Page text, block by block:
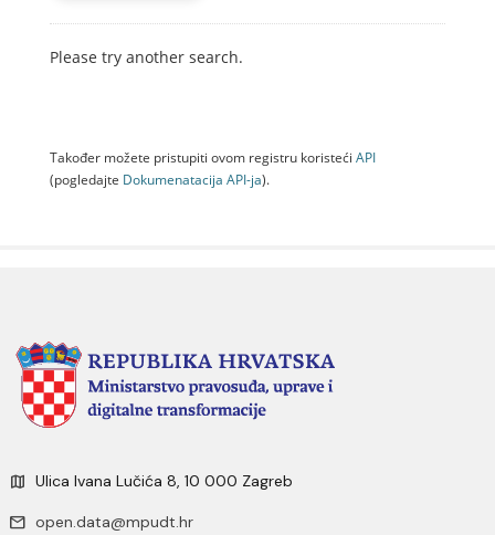
Please try another search.
Također možete pristupiti ovom registru koristeći API
(pogledajte Dokumenаtаcijа API-jа).